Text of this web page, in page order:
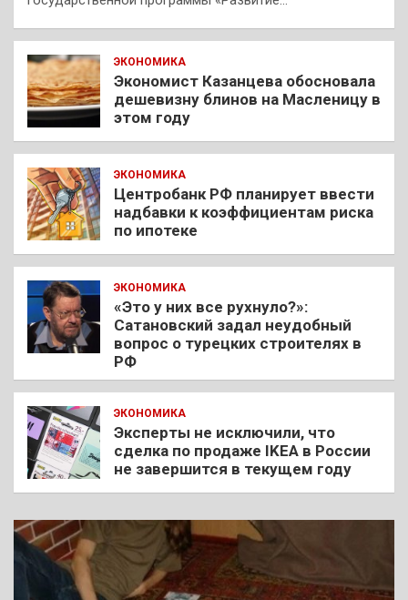
ЭКОНОМИКА
Экономист Казанцева обосновала
дешевизну блинов на Масленицу в
этом году
ЭКОНОМИКА
Центробанк РФ планирует ввести
надбавки к коэффициентам риска
по ипотеке
ЭКОНОМИКА
«Это у них все рухнуло?»:
Сатановский задал неудобный
вопрос о турецких строителях в
РФ
ЭКОНОМИКА
Эксперты не исключили, что
сделка по продаже IKEA в России
не завершится в текущем году